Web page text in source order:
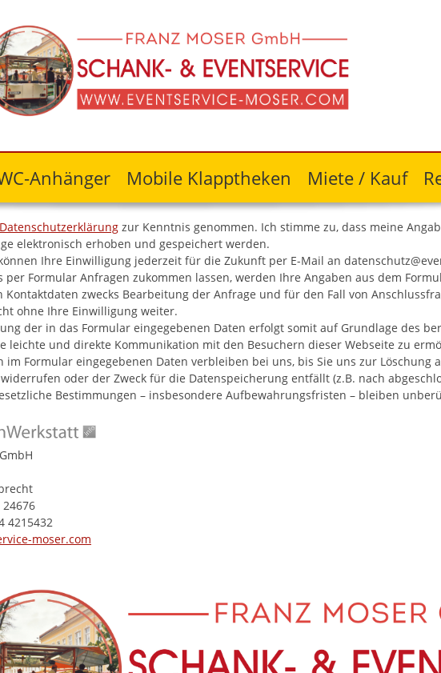
Anhänger Mobile Klapptheken Miete / Kauf
Datenschutzerklärung zur Kenntnis genommen. Ich stimme zu, dass meine
elektronisch erhoben und gespeichert werden.
Ihre Einwilligung jederzeit für die Zukunft per E-Mail an
per Formular Anfragen zukommen lassen, werden Ihre Angaben aus dem
Kontaktdaten zwecks Bearbeitung der Anfrage und für den Fall von
ohne Ihre Einwilligung weiter.
der in das Formular eingegebenen Daten erfolgt somit auf Grundlage des
leichte und direkte Kommunikation mit den Besuchern dieser Webseite zu
im Formular eingegebenen Daten verbleiben bei uns, bis Sie uns zur
oder der Zweck für die Datenspeicherung entfällt (z.B. nach
Bestimmungen – insbesondere Aufbewahrungsfristen – bleiben
24676
4215432
moser.com